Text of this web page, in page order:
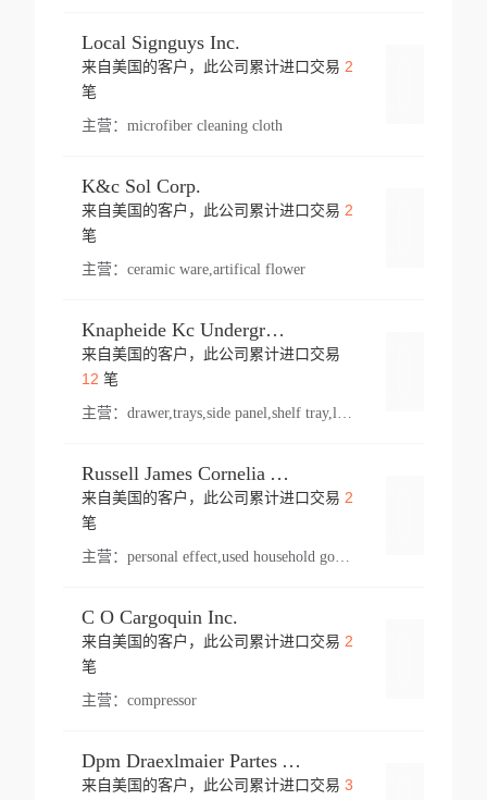
Local Signguys Inc.
来自美国的客户，此公司累计进口交易 2
笔
主营： microfiber cleaning cloth
K&c Sol Corp.
来自美国的客户，此公司累计进口交易 2
笔
主营： ceramic ware,artifical flower
Knapheide Kc Underground
来自美国的客户，此公司累计进口交易
12 笔
主营：
Russell James Cornelia Arlington Va
来自美国的客户，此公司累计进口交易 2
笔
主营： personal effect,used household goods
C O Cargoquin Inc.
来自美国的客户，此公司累计进口交易 2
笔
主营： compressor
Dpm Draexlmaier Partes Automotrices Corr Ind Huejotzingo
来自美国的客户，此公司累计进口交易 3